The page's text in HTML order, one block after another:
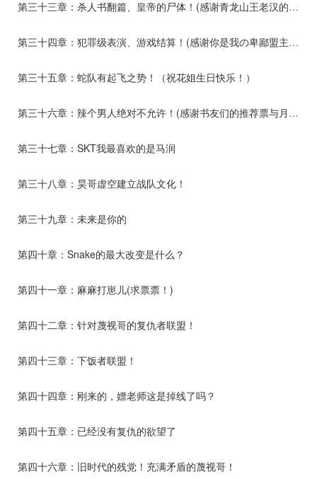
第三十三章：杀人书翻篇、皇帝的尸体！(感谢青龙山王老汉的盟主打赏！！)
第三十四章：犯罪级表演、游戏结算！(感谢你是我の卑鄙盟主打赏！！)
第三十五章：蛇队有起飞之势！（祝花姐生日快乐！）
第三十六章：辣个男人绝对不允许！(感谢书友们的推荐票与月票！)
第三十七章：SKT我最喜欢的是马润
第三十八章：昊哥虚空建立战队文化！
第三十九章：未来是你的
第四十章：Snake的最大改变是什么？
第四十一章：麻麻打崽儿(求票票！)
第四十二章：针对蔑视哥的复仇者联盟！
第四十三章：下饭者联盟！
第四十四章：刚来的，嫖老师这是掉线了吗？
第四十五章：已经没有复仇的欲望了
第四十六章：旧时代的残党！充满矛盾的蔑视哥！